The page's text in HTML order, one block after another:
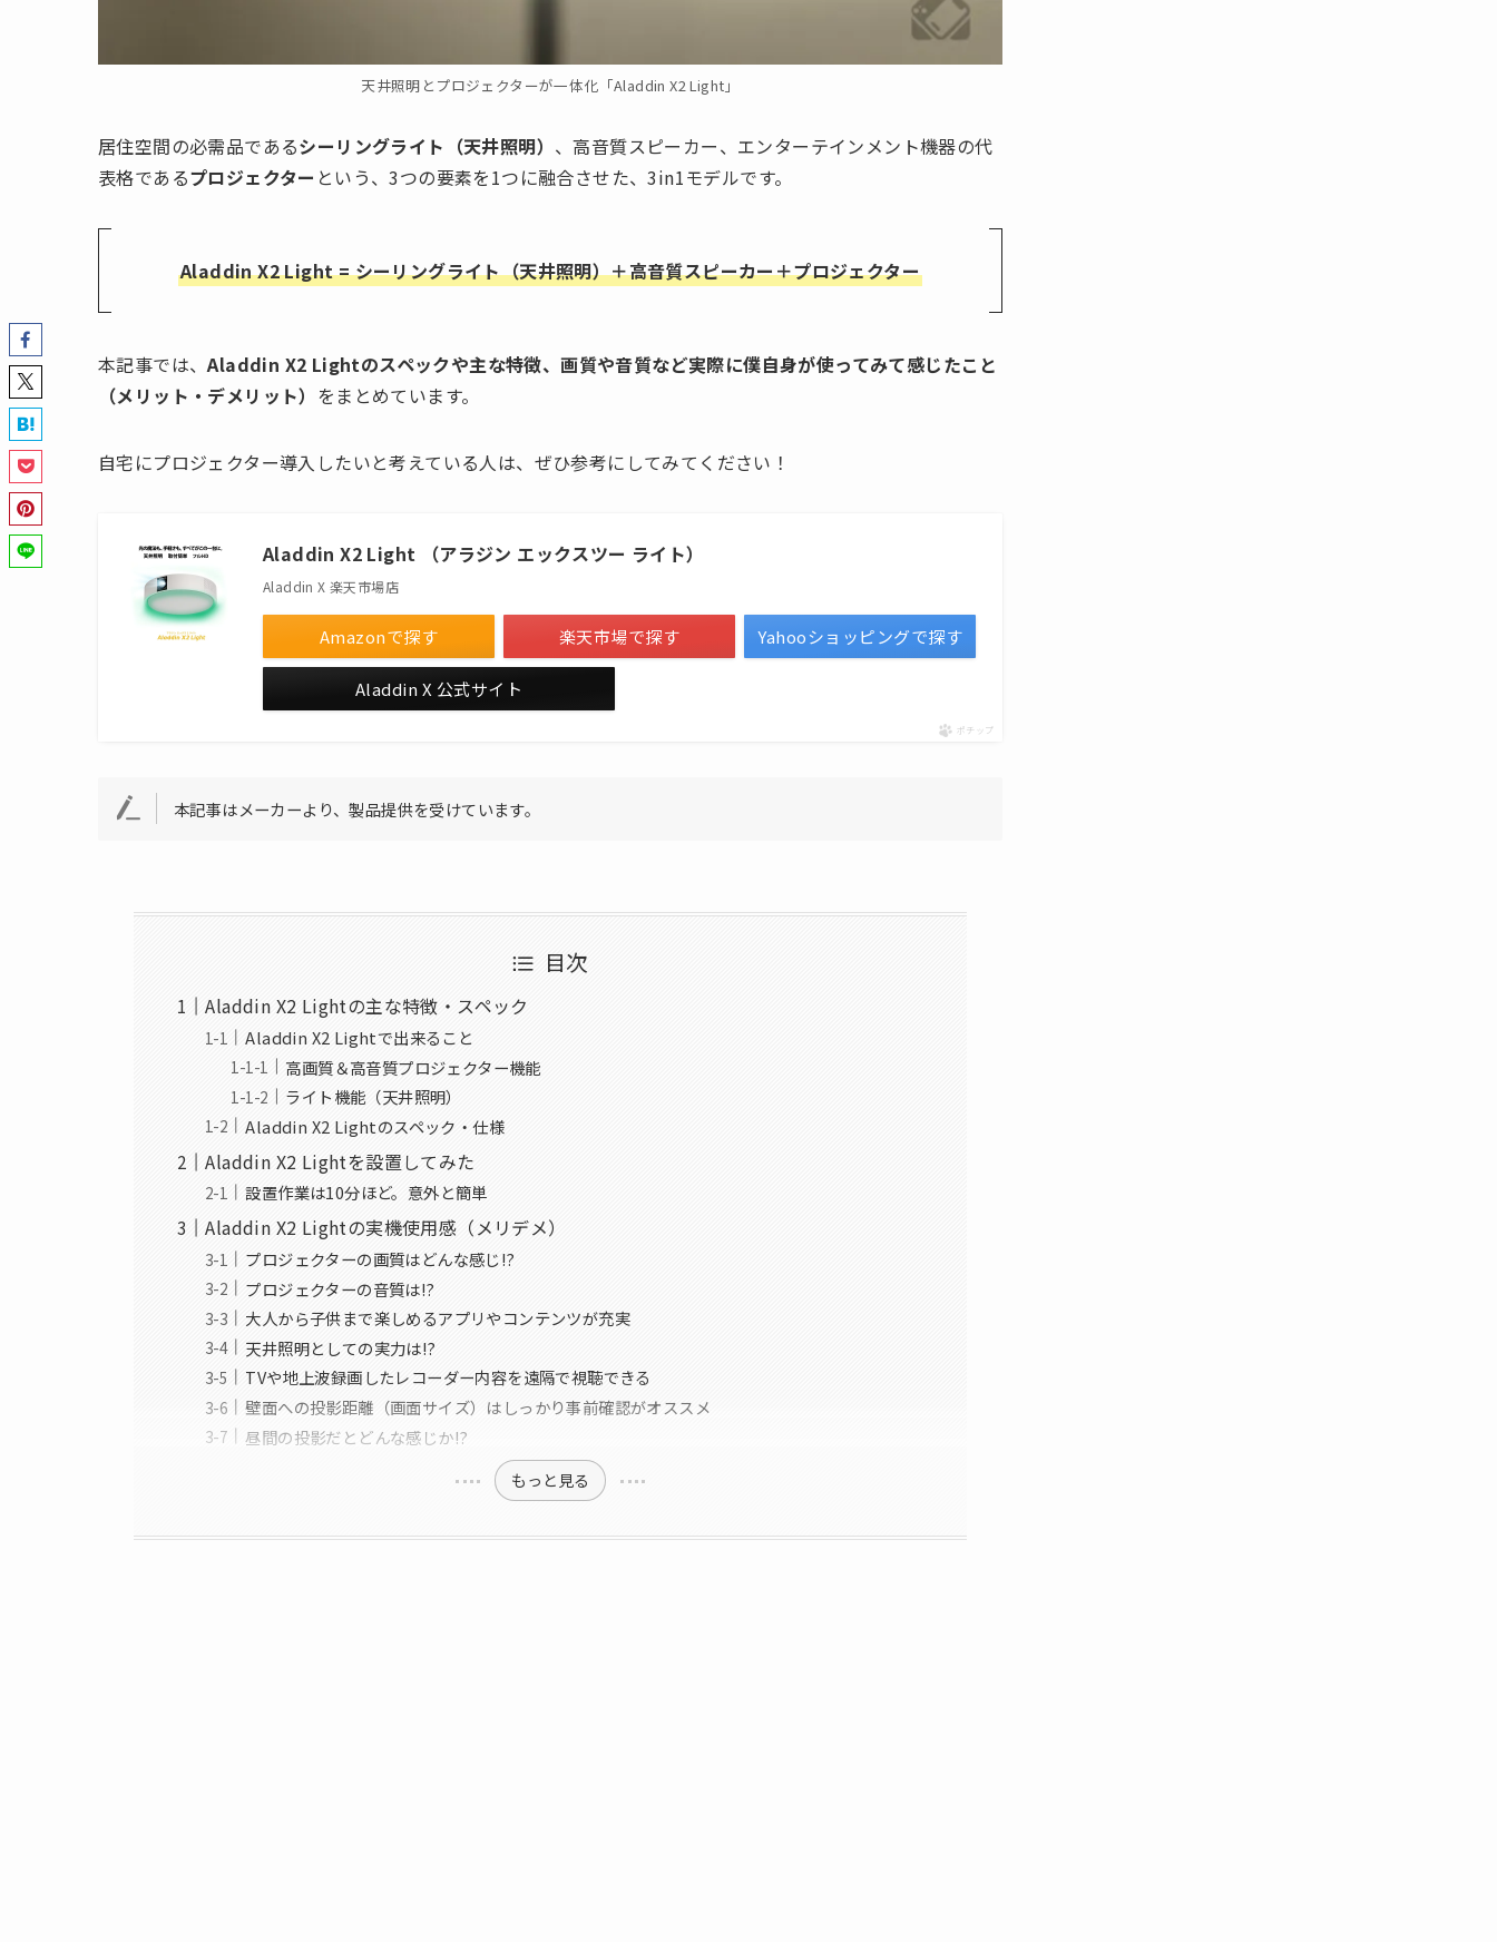
天井照明とプロジェクターが一体化「Aladdin X2 Light」
居住空間の必需品であるシーリングライト（天井照明） 、高音質スピーカー、エンターテインメント機器の代
表格であるプロジェクター という、3つの要素を1つに融合させた、3in1モデルです。
Aladdin X2 Light = シーリングライト（天井照明）＋高音質スピーカー＋プロジェクター
本記事では、Aladdin X2 Lightのスペックや主な特徴、画質や音質など実際に僕自身が使ってみて感じたこと
（メリット・デメリット） をまとめています。
自宅にプロジェクター導入したいと考えている人は、ぜひ参考にしてみてください！
Aladdin X2 Light （アラジン エックスツー ライト）
Aladdin X 楽天市場店
Amazonで探す 楽天市場で探す Yahooショッピングで探す
Aladdin X 公式サイト
ポチップ
本記事はメーカーより、製品提供を受けています。
目次
Aladdin X2 Lightの主な特徴・スペック
Aladdin X2 Lightで出来ること
高画質＆高音質プロジェクター機能
ライト機能（天井照明）
Aladdin X2 Lightのスペック・仕様
Aladdin X2 Lightを設置してみた
設置作業は10分ほど。意外と簡単
Aladdin X2 Lightの実機使用感（メリデメ）
プロジェクターの画質はどんな感じ!?
プロジェクターの音質は!?
大人から子供まで楽しめるアプリやコンテンツが充実
天井照明としての実力は!?
TVや地上波録画したレコーダー内容を遠隔で視聴できる
壁面への投影距離（画面サイズ）はしっかり事前確認がオススメ
昼間の投影だとどんな感じか!?
もっと見る